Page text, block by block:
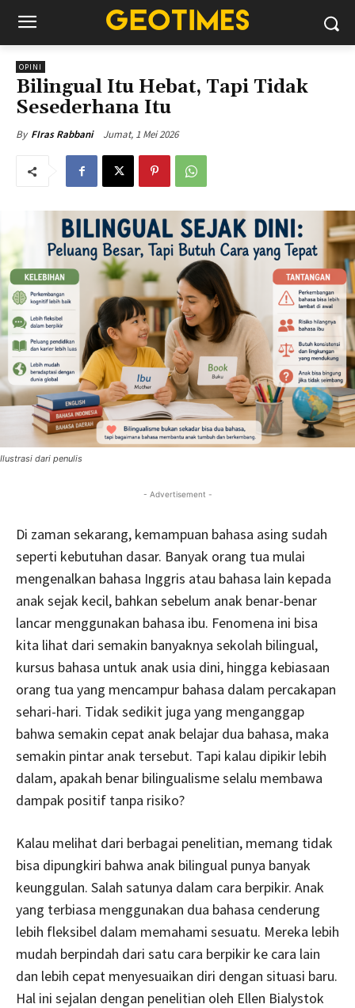
OPINI
Bilingual Itu Hebat, Tapi Tidak
Sesederhana Itu
By FIras Rabbani Jumat, 1 Mei 2026
Ilustrasi dari penulis
- Advertisement -
Di zaman sekarang, kemampuan bahasa asing sudah
seperti kebutuhan dasar. Banyak orang tua mulai
mengenalkan bahasa Inggris atau bahasa lain kepada
anak sejak kecil, bahkan sebelum anak benar-benar
lancar menggunakan bahasa ibu. Fenomena ini bisa
kita lihat dari semakin banyaknya sekolah bilingual,
kursus bahasa untuk anak usia dini, hingga kebiasaan
orang tua yang mencampur bahasa dalam percakapan
sehari-hari. Tidak sedikit juga yang menganggap
bahwa semakin cepat anak belajar dua bahasa, maka
semakin pintar anak tersebut. Tapi kalau dipikir lebih
dalam, apakah benar bilingualisme selalu membawa
dampak positif tanpa risiko?
Kalau melihat dari berbagai penelitian, memang tidak
bisa dipungkiri bahwa anak bilingual punya banyak
keunggulan. Salah satunya dalam cara berpikir. Anak
yang terbiasa menggunakan dua bahasa cenderung
lebih fleksibel dalam memahami sesuatu. Mereka lebih
mudah berpindah dari satu cara berpikir ke cara lain
dan lebih cepat menyesuaikan diri dengan situasi baru.
Hal ini sejalan dengan penelitian oleh Ellen Bialystok